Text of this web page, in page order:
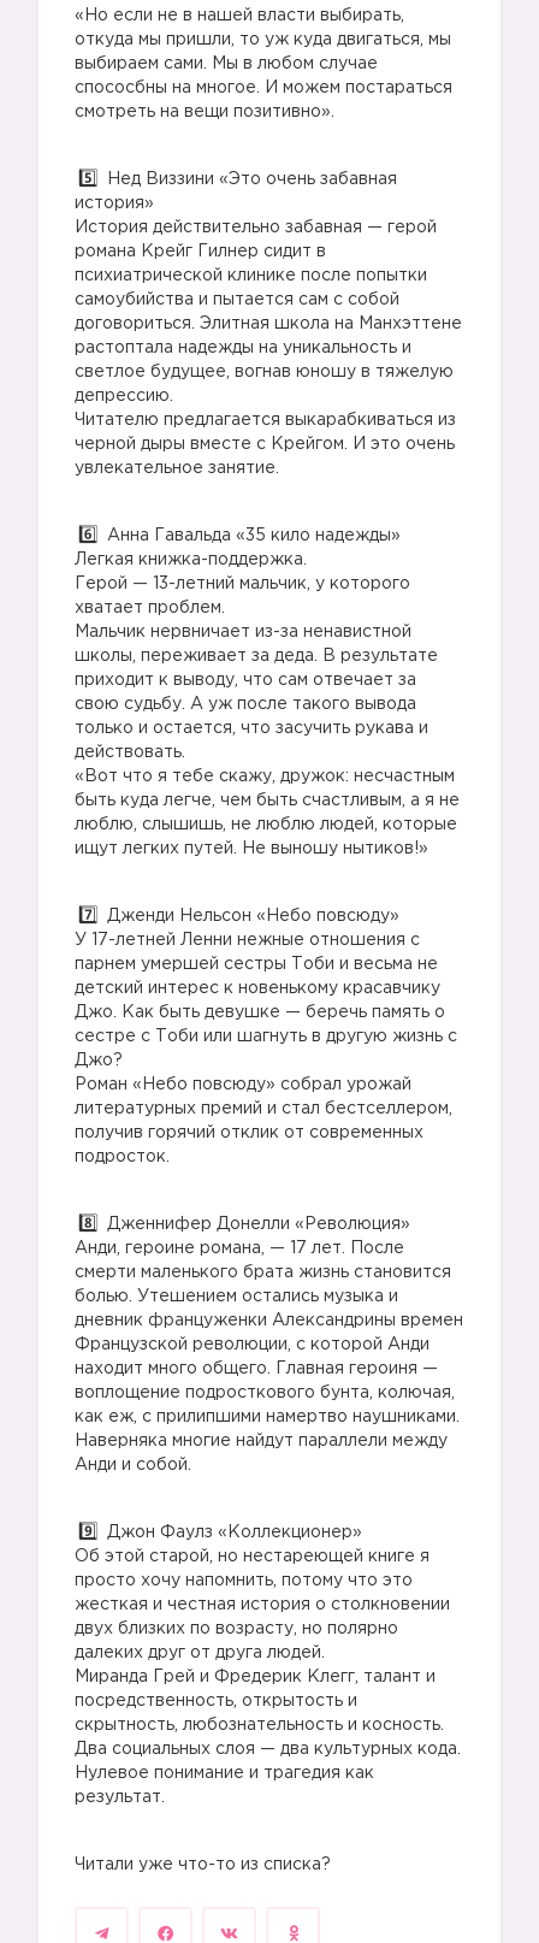
1️⃣
«Но если не в нашей власти выбирать,
откуда мы пришли, то уж куда двигаться, мы
выбираем сами. Мы в любом случае
спососбны на многое. И можем постараться
смотреть на вещи позитивно».
Нед Виззини «Это очень забавная
история»
История действительно забавная — герой
романа Крейг Гилнер сидит в
психиатрической клинике после попытки
самоубийства и пытается сам с собой
договориться. Элитная школа на Манхэттене
растоптала надежды на уникальность и
светлое будущее, вогнав юношу в тяжелую
депрессию.
Читателю предлагается выкарабкиваться из
черной дыры вместе с Крейгом. И это очень
увлекательное занятие.
Анна Гавальда «35 кило надежды»
Легкая книжка-поддержка.
Герой — 13-летний мальчик, у которого
хватает проблем.
Мальчик нервничает из-за ненавистной
школы, переживает за деда. В результате
приходит к выводу, что сам отвечает за
свою судьбу. А уж после такого вывода
только и остается, что засучить рукава и
действовать.
«Вот что я тебе скажу, дружок: несчастным
быть куда легче, чем быть счастливым, а я не
люблю, слышишь, не люблю людей, которые
ищут легких путей. Не выношу нытиков!»
Дженди Нельсон «Небо повсюду»
У 17-летней Ленни нежные отношения с
парнем умершей сестры Тоби и весьма не
детский интерес к новенькому красавчику
Джо. Как быть девушке — беречь память о
сестре с Тоби или шагнуть в другую жизнь с
Джо?
Роман «Небо повсюду» собрал урожай
литературных премий и стал бестселлером,
получив горячий отклик от современных
подросток.
Дженнифер Донелли «Революция»
Анди, героине романа, — 17 лет. После
смерти маленького брата жизнь становится
болью. Утешением остались музыка и
дневник француженки Александрины времен
Французской революции, с которой Анди
находит много общего. Главная героиня —
воплощение подросткового бунта, колючая,
как еж, с прилипшими намертво наушниками.
Наверняка многие найдут параллели между
Анди и собой.
Джон Фаулз «Коллекционер»
Об этой старой, но нестареющей книге я
просто хочу напомнить, потому что это
жесткая и честная история о столкновении
двух близких по возрасту, но полярно
далеких друг от друга людей.
Миранда Грей и Фредерик Клегг, талант и
посредственность, открытость и
скрытность, любознательность и косность.
Два социальных слоя — два культурных кода.
Нулевое понимание и трагедия как
результат.
Читали уже что-то из списка?